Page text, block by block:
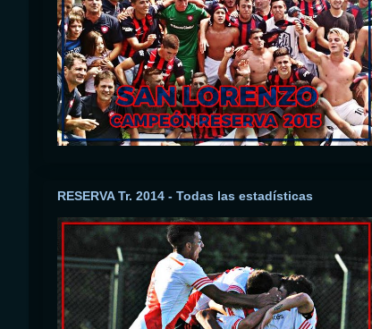
RESERVA Tr. 2014 - Todas las estadísticas